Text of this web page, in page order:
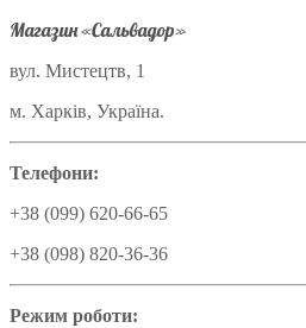
Магазин «Сальвадор»
вул. Мистецтв, 1
м. Харків, Україна.
Телефони:
+38 (099) 620-66-65
+38 (098) 820-36-36
Режим роботи: